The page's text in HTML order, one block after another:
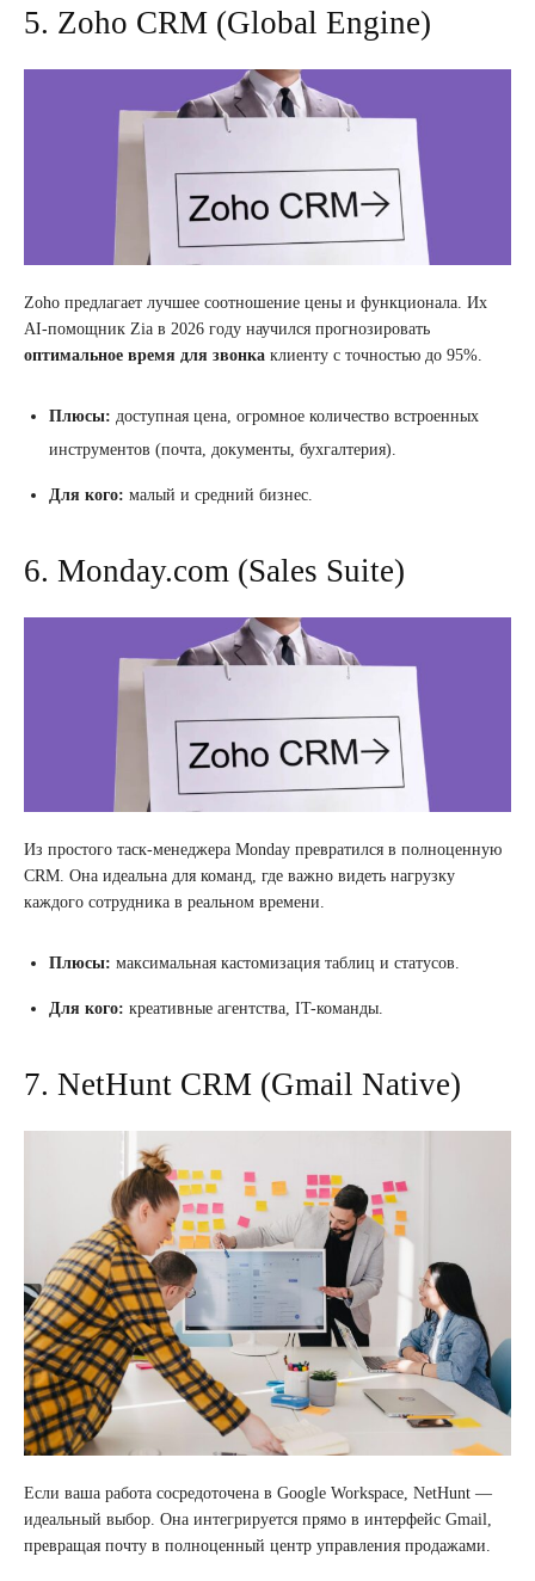
5. Zoho CRM (Global Engine)
Zoho предлагает лучшее соотношение цены и функционала. Их
AI-помощник Zia в 2026 году научился прогнозировать
оптимальное время для звонка клиенту с точностью до 95%.
Плюсы: доступная цена, огромное количество встроенных
инструментов (почта, документы, бухгалтерия).
Для кого: малый и средний бизнес.
6. Monday.com (Sales Suite)
Из простого таск-менеджера Monday превратился в полноценную
CRM. Она идеальна для команд, где важно видеть нагрузку
каждого сотрудника в реальном времени.
Плюсы: максимальная кастомизация таблиц и статусов.
Для кого: креативные агентства, IT-команды.
7. NetHunt CRM (Gmail Native)
Если ваша работа сосредоточена в Google Workspace, NetHunt —
идеальный выбор. Она интегрируется прямо в интерфейс Gmail,
превращая почту в полноценный центр управления продажами.